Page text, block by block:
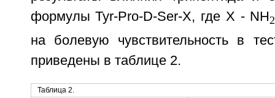
формулы Tyr-Pro-D-Ser-X, где X - NH2
на болевую чувствительность в
приведены в таблице 2.
Таблица 2.